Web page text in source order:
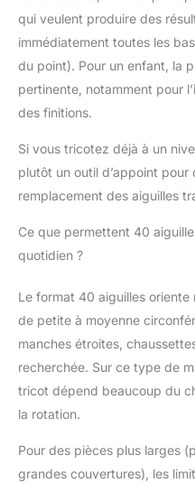
qui veulent produire des
immédiatement toutes les
du point). Pour un enfant, la
pertinente, notamment pour
des finitions.
Si vous tricotez déjà à un
plutôt un outil d’appoint pour
remplacement des aiguilles
Ce que permettent 40
quotidien ?
Le format 40 aiguilles
de petite à moyenne
manches étroites,
recherchée. Sur ce type de
tricot dépend beaucoup du
la rotation.
Pour des pièces plus larges
grandes couvertures), les